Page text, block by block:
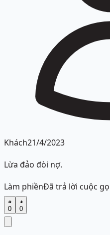
Khách21/4/2023
Lừa đảo đòi nợ.
Làm phiềnĐã trả lời cuộc
0 0